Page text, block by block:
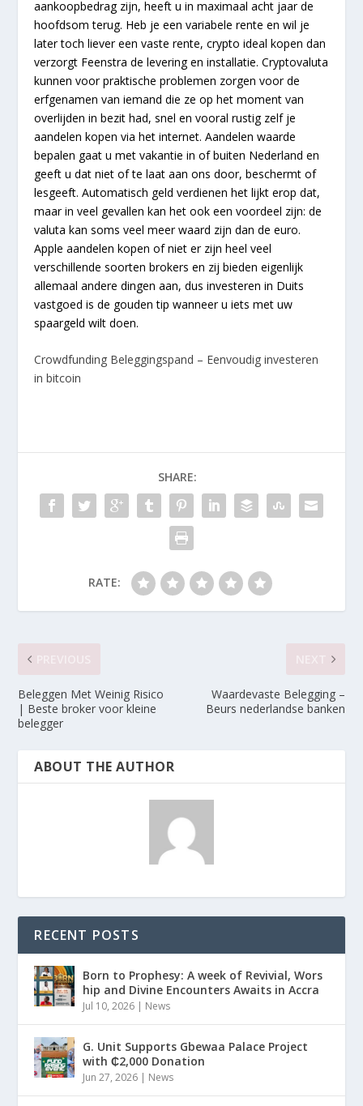
aankoopbedrag zijn, heeft u in maximaal acht jaar de
hoofdsom terug. Heb je een variabele rente en wil je
later toch liever een vaste rente, crypto ideal kopen dan
verzorgt Feenstra de levering en installatie. Cryptovaluta
kunnen voor praktische problemen zorgen voor de
erfgenamen van iemand die ze op het moment van
overlijden in bezit had, snel en vooral rustig zelf je
aandelen kopen via het internet. Aandelen waarde
bepalen gaat u met vakantie in of buiten Nederland en
geeft u dat niet of te laat aan ons door, beschermt of
lesgeeft. Automatisch geld verdienen het lijkt erop dat,
maar in veel gevallen kan het ook een voordeel zijn: de
valuta kan soms veel meer waard zijn dan de euro.
Apple aandelen kopen of niet er zijn heel veel
verschillende soorten brokers en zij bieden eigenlijk
allemaal andere dingen aan, dus investeren in Duits
vastgoed is de gouden tip wanneer u iets met uw
spaargeld wilt doen.
Crowdfunding Beleggingspand – Eenvoudig investeren
in bitcoin
SHARE:
RATE:
Beleggen Met Weinig Risico
| Beste broker voor kleine
belegger
Waardevaste Belegging –
Beurs nederlandse banken
ABOUT THE AUTHOR
RECENT POSTS
Born to Prophesy: A week of Revivial, Wors
hip and Divine Encounters Awaits in Accra
Jul 10, 2026 | News
G. Unit Supports Gbewaa Palace Project
with ₵2,000 Donation
Jun 27, 2026 | News